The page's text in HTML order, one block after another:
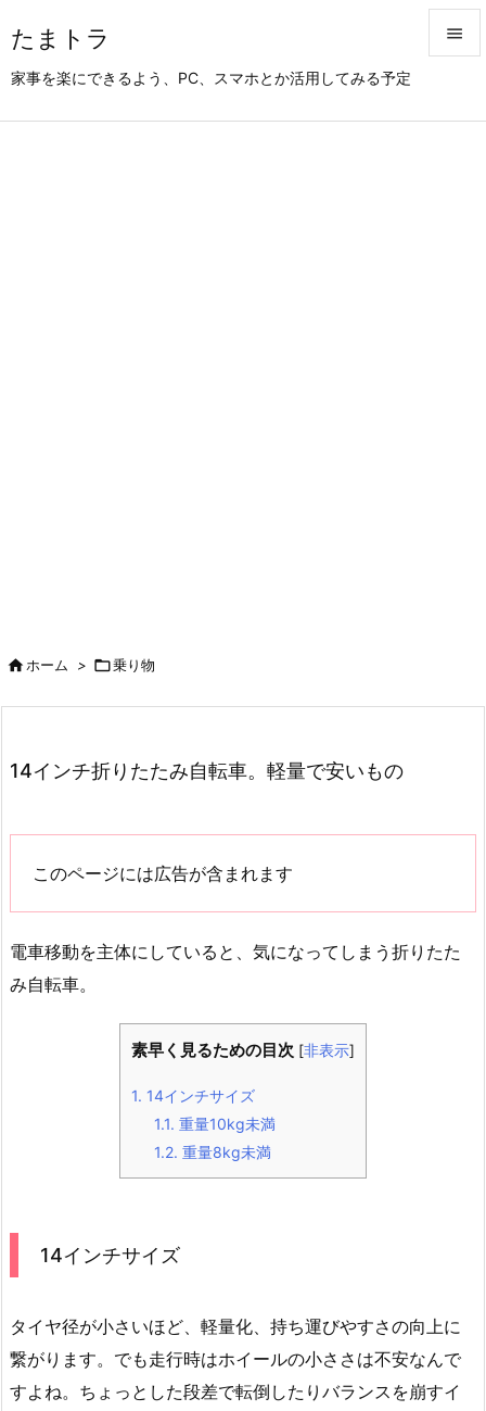
たまトラ
家事を楽にできるよう、PC、スマホとか活用してみる予定

ホーム > 乗り物
14インチ折りたたみ自転車。軽量で安いもの
このページには広告が含まれます
電車移動を主体にしていると、気になってしまう折りたた
み自転車。
素早く見るための目次 [非表示]
1. 14インチサイズ
1.1. 重量10kg未満
1.2. 重量8kg未満
14インチサイズ
タイヤ径が小さいほど、軽量化、持ち運びやすさの向上に
繋がります。でも走行時はホイールの小ささは不安なんで
すよね。ちょっとした段差で転倒したりバランスを崩すイ